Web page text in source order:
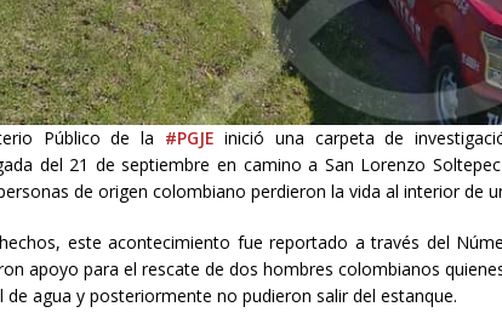
UNCATEGORIZED
[ junio 28, 2026 ] “Vamos a ganar”: Ana Lilia Rivera Rivera
Público de la #PGJE inició una carpeta de
del 21 de septiembre en camino a San Lorenzo
de origen colombiano perdieron la vida al interior de
este acontecimiento fue reportado a través del
apoyo para el rescate de dos hombres colombianos
de agua y posteriormente no pudieron salir del estanque.